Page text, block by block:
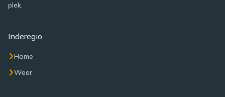
plek.
Inderegio
Home
Weer